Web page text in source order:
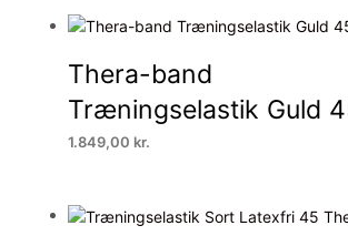
Thera-band
Træningselastik Guld
1.849,00 kr.